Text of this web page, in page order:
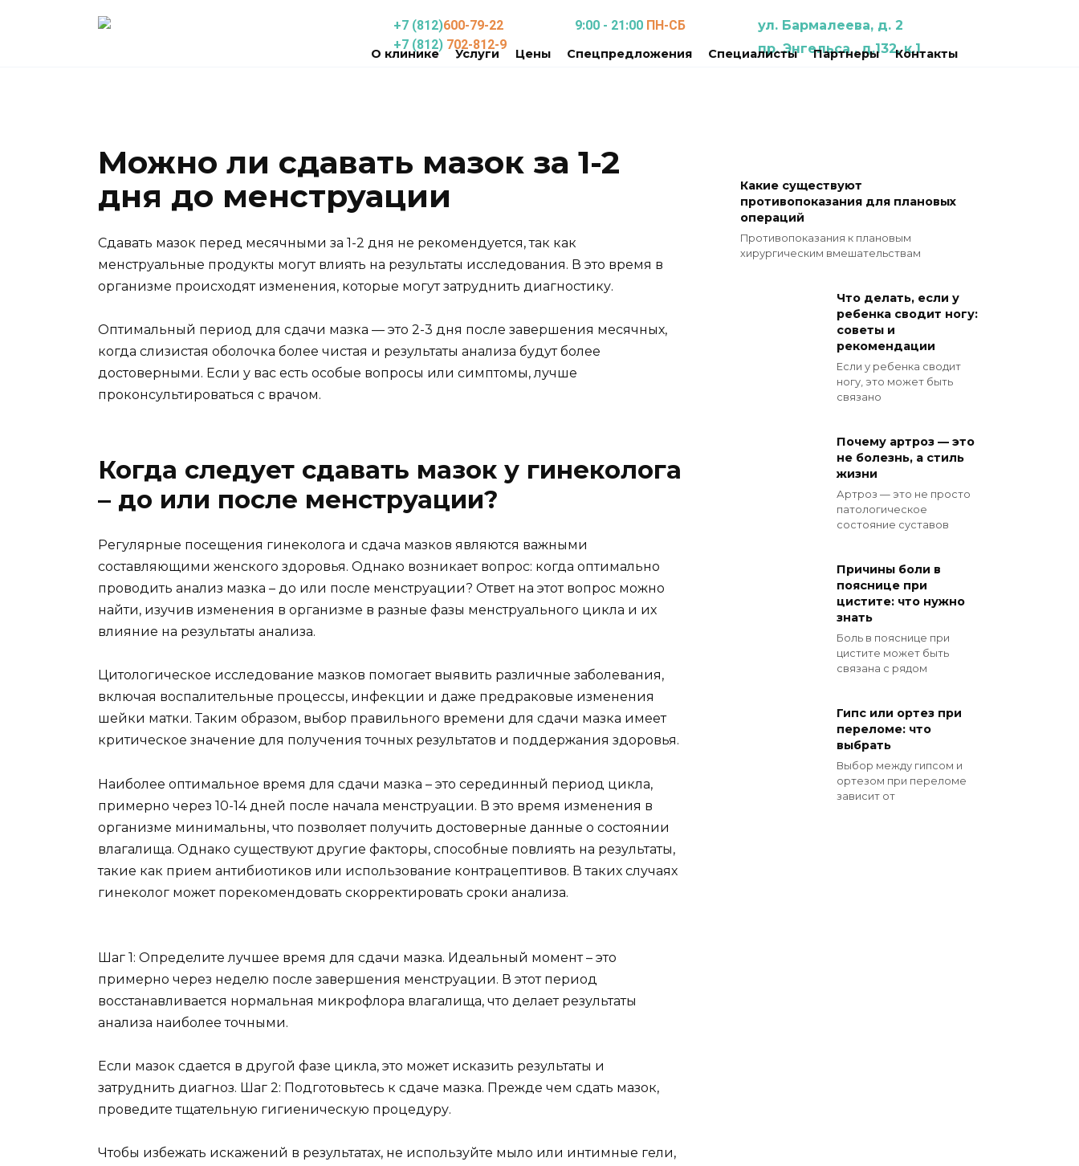
+7 (812)600-79-22
+7 (812) 702-812-9
9:00 - 21:00 ПН-СБ
ул. Бармалеева, д. 2
пр. Энгельса , д.132, к.1
О клинике Услуги Цены Спецпредложения Специалисты Партнеры Контакты
Можно ли сдавать мазок за 1-2
дня до менструации
Сдавать мазок перед месячными за 1-2 дня не рекомендуется, так как
менструальные продукты могут влиять на результаты исследования. В это время в
организме происходят изменения, которые могут затруднить диагностику.
Оптимальный период для сдачи мазка — это 2-3 дня после завершения месячных,
когда слизистая оболочка более чистая и результаты анализа будут более
достоверными. Если у вас есть особые вопросы или симптомы, лучше
проконсультироваться с врачом.
Когда следует сдавать мазок у гинеколога
– до или после менструации?
Регулярные посещения гинеколога и сдача мазков являются важными
составляющими женского здоровья. Однако возникает вопрос: когда оптимально
проводить анализ мазка – до или после менструации? Ответ на этот вопрос можно
найти, изучив изменения в организме в разные фазы менструального цикла и их
влияние на результаты анализа.
Цитологическое исследование мазков помогает выявить различные заболевания,
включая воспалительные процессы, инфекции и даже предраковые изменения
шейки матки. Таким образом, выбор правильного времени для сдачи мазка имеет
критическое значение для получения точных результатов и поддержания здоровья.
Наиболее оптимальное время для сдачи мазка – это серединный период цикла,
примерно через 10-14 дней после начала менструации. В это время изменения в
организме минимальны, что позволяет получить достоверные данные о состоянии
влагалища. Однако существуют другие факторы, способные повлиять на результаты,
такие как прием антибиотиков или использование контрацептивов. В таких случаях
гинеколог может порекомендовать скорректировать сроки анализа.
Шаг 1: Определите лучшее время для сдачи мазка. Идеальный момент – это
примерно через неделю после завершения менструации. В этот период
восстанавливается нормальная микрофлора влагалища, что делает результаты
анализа наиболее точными.
Если мазок сдается в другой фазе цикла, это может исказить результаты и
затруднить диагноз. Шаг 2: Подготовьтесь к сдаче мазка. Прежде чем сдать мазок,
проведите тщательную гигиеническую процедуру.
Чтобы избежать искажений в результатах, не используйте мыло или интимные гели,
Какие существуют
противопоказания для плановых
операций
Противопоказания к плановым
хирургическим вмешательствам
Что делать, если у
ребенка сводит ногу:
советы и
рекомендации
Если у ребенка сводит
ногу, это может быть
связано
Почему артроз — это
не болезнь, а стиль
жизни
Артроз — это не просто
патологическое
состояние суставов
Причины боли в
пояснице при
цистите: что нужно
знать
Боль в пояснице при
цистите может быть
связана с рядом
Гипс или ортез при
переломе: что
выбрать
Выбор между гипсом и
ортезом при переломе
зависит от